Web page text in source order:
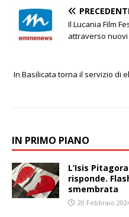
Il Lucania Film
attraverso
In Basilicata torna il servizio di
IN PRIMO PIANO
L’Isis
risponde.
smembrata
20 Febbraio